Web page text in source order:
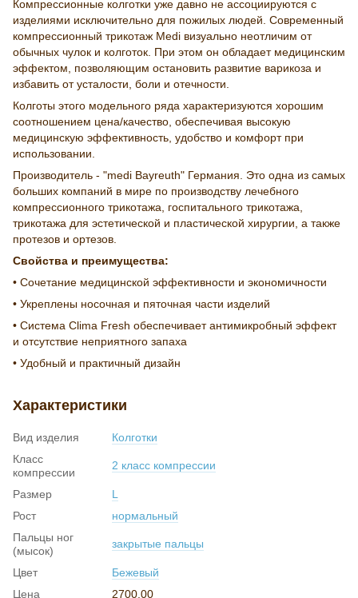
Компрессионные колготки уже давно не ассоциируются с
изделиями исключительно для пожилых людей. Современный
компрессионный трикотаж Medi визуально неотличим от
обычных чулок и колготок. При этом он обладает медицинским
эффектом, позволяющим остановить развитие варикоза и
избавить от усталости, боли и отечности.
Колготы этого модельного ряда характеризуются хорошим
соотношением цена/качество, обеспечивая высокую
медицинскую эффективность, удобство и комфорт при
использовании.
Производитель - "medi Bayreuth" Германия. Это одна из самых
больших компаний в мире по производству лечебного
компрессионного трикотажа, госпитального трикотажа,
трикотажа для эстетической и пластической хирургии, а также
протезов и ортезов.
Свойства и преимущества:
• Сочетание медицинской эффективности и экономичности
• Укреплены носочная и пяточная части изделий
• Система Clima Fresh обеспечивает антимикробный эффект
и отсутствие неприятного запаха
• Удобный и практичный дизайн
Характеристики
Вид изделия
Колготки
Класс
компрессии
2 класс компрессии
Размер
L
Рост
нормальный
Пальцы ног
(мысок)
закрытые пальцы
Цвет
Бежевый
Цена
2700.00